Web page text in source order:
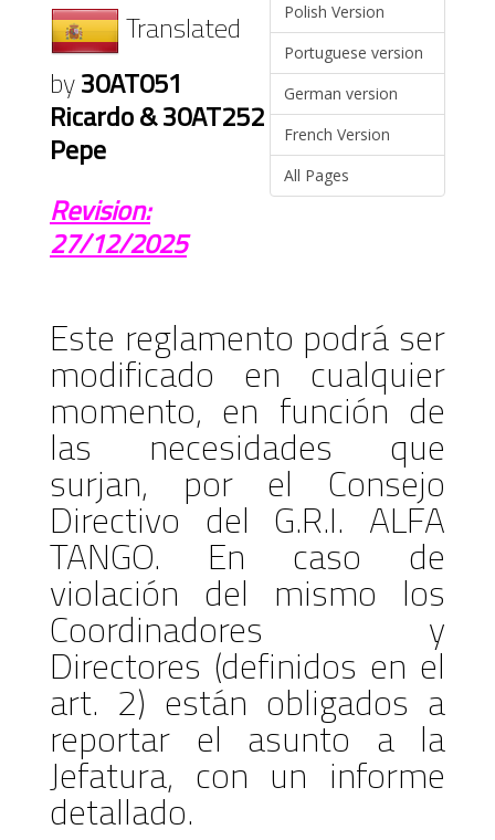
Polish Version
Portuguese version
German version
French Version
All Pages
Translated
by30AT051
Ricardo & 30AT252
Pepe
Revision:
27/12/2025
Este reglamento podrá ser
modificado en cualquier
momento, en función de
las necesidades que
surjan, por el Consejo
Directivo del G.R.I. ALFA
TANGO. En caso de
violación del mismo los
Coordinadores y
Directores (definidos en el
art. 2) están obligados a
reportar el asunto a la
Jefatura, con un informe
detallado.